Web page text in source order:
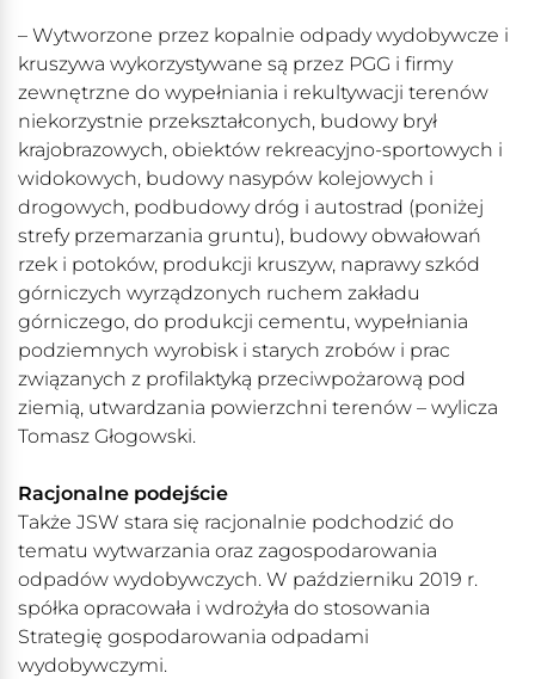
– Wytworzone przez kopalnie odpady wydobywcze i
kruszywa wykorzystywane są przez PGG i firmy
zewnętrzne do wypełniania i rekultywacji terenów
niekorzystnie przekształconych, budowy brył
krajobrazowych, obiektów rekreacyjno-sportowych i
widokowych, budowy nasypów kolejowych i
drogowych, podbudowy dróg i autostrad (poniżej
strefy przemarzania gruntu), budowy obwałowań
rzek i potoków, produkcji kruszyw, naprawy szkód
górniczych wyrządzonych ruchem zakładu
górniczego, do produkcji cementu, wypełniania
podziemnych wyrobisk i starych zrobów i prac
związanych z profilaktyką przeciwpożarową pod
ziemią, utwardzania powierzchni terenów – wylicza
Tomasz Głogowski.
Racjonalne podejście
Także JSW stara się racjonalnie podchodzić do
tematu wytwarzania oraz zagospodarowania
odpadów wydobywczych. W październiku 2019 r.
spółka opracowała i wdrożyła do stosowania
Strategię gospodarowania odpadami
wydobywczymi.